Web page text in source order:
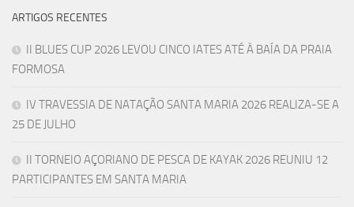
ARTIGOS RECENTES
II BLUES CUP 2026 LEVOU CINCO IATES ATÉ À BAÍA DA PRAIA
FORMOSA
IV TRAVESSIA DE NATAÇÃO SANTA MARIA 2026 REALIZA-SE A
25 DE JULHO
II TORNEIO AÇORIANO DE PESCA DE KAYAK 2026 REUNIU 12
PARTICIPANTES EM SANTA MARIA